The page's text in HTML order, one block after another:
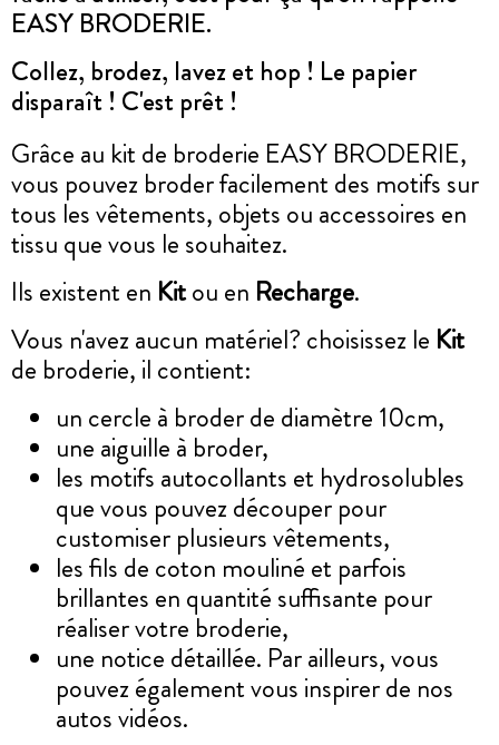
EASY BRODERIE.
Collez, brodez, lavez et hop ! Le papier
disparaît ! C'est prêt !
Grâce au kit de broderie EASY BRODERIE,
vous pouvez broder facilement des motifs sur
tous les vêtements, objets ou accessoires en
tissu que vous le souhaitez.
Ils existent en Kitou en Recharge.
Vous n'avez aucun matériel? choisissez le Kit
de broderie, il contient:
un cercle à broder de diamètre 10cm,
une aiguille à broder,
les motifs autocollants et hydrosolubles
que vous pouvez découper pour
customiser plusieurs vêtements,
les fils de coton mouliné et parfois
brillantes en quantité suffisante pour
réaliser votre broderie,
une notice détaillée. Par ailleurs, vous
pouvez également vous inspirer de nos
autos vidéos.